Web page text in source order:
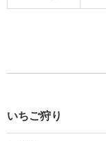
いちご狩り